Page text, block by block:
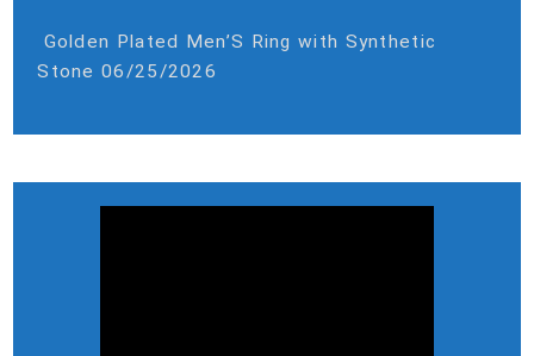
Golden Plated Men’S Ring with Synthetic
Stone 06/25/2026